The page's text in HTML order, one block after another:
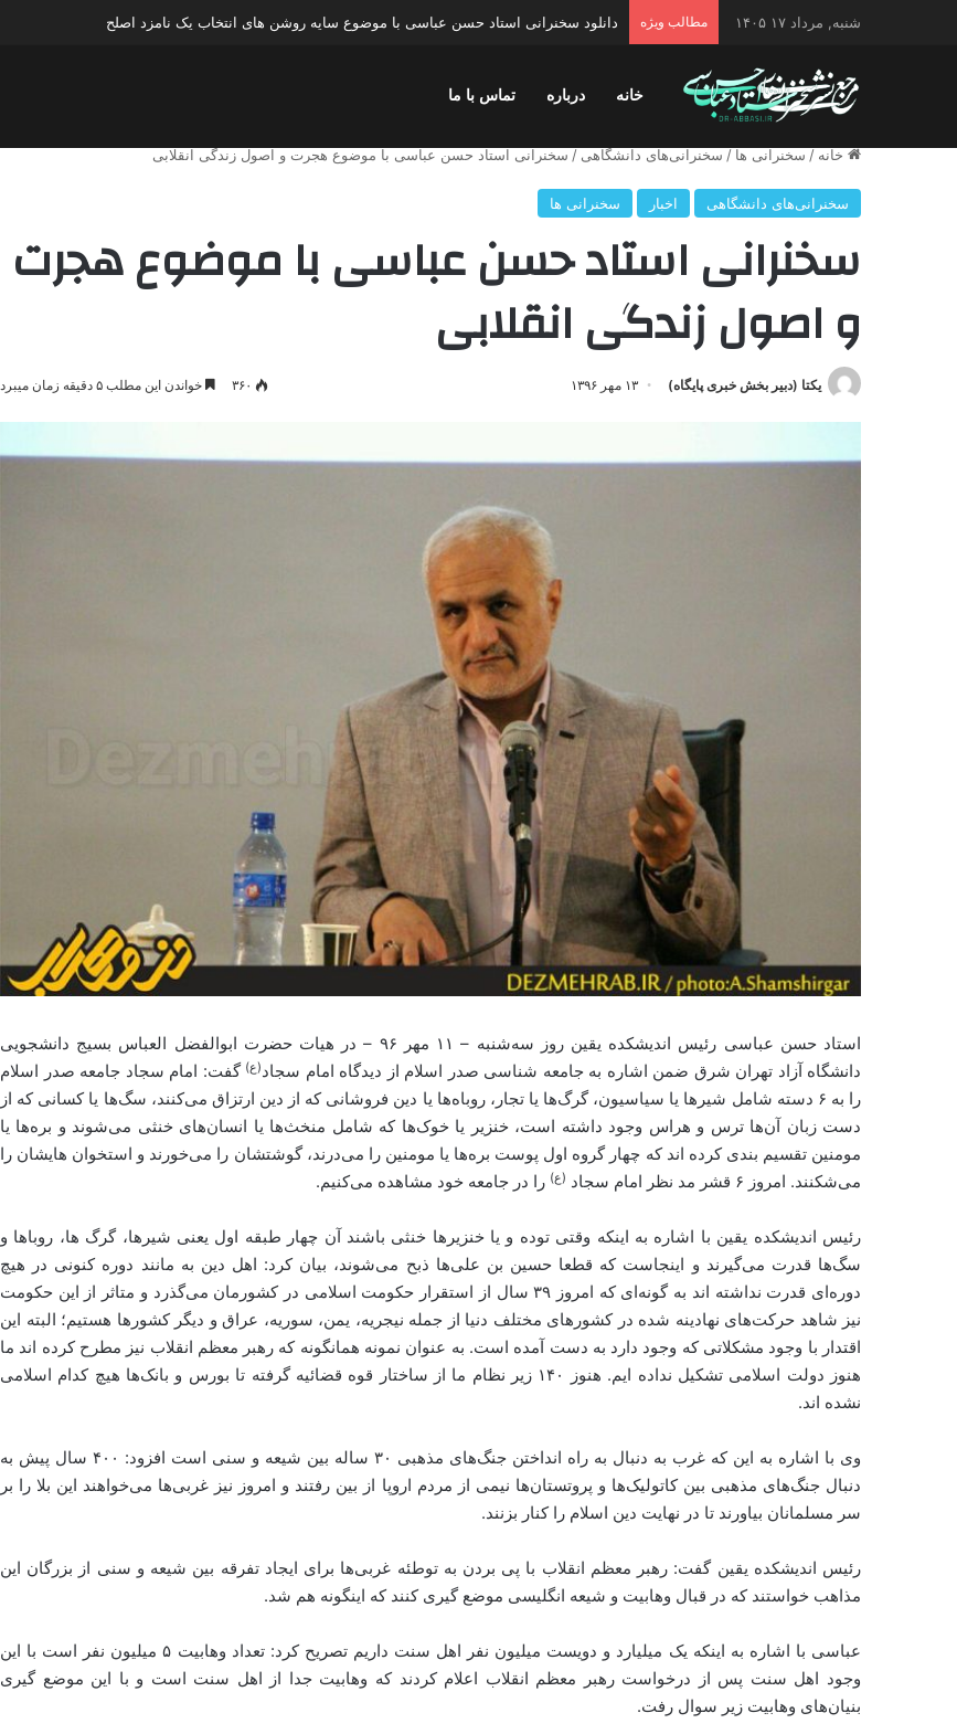
شنبه, مرداد ۱۷ ۱۴۰۵ مطالب ویژه دانلود سخنرانی استاد حسن عباسی با موضوع چهار انتخاب ۱۴۰۰
خانه درباره تماس با ما
خانه / سخنرانی ها / سخنرانی‌های دانشگاهی / سخنرانی استاد حسن عباسی با موضوع هجرت و اصول زندگی انقلابی
سخنرانی‌های دانشگاهی اخبار سخنرانی ها
سخنرانی استاد حسن عباسی با موضوع هجرت
و اصول زندگی انقلابی
یکتا (دبیر بخش خبری پایگاه) ۱۳ مهر ۱۳۹۶ ۳۶۰ خواندن این مطلب ۵ دقیقه زمان میبرد
استاد حسن عباسی رئیس اندیشکده یقین روز سه‌شنبه – ۱۱ مهر ۹۶
– در هیات حضرت ابوالفضل العباس بسیج دانشجویی
دانشگاه آزاد تهران شرق ضمن اشاره به جامعه شناسی صدر اسلام از دیدگاه امام سجاد(ع) گفت: امام سجاد جامعه صدر اسلام
را به ۶ دسته شامل شیر‌ها یا سیاسیون، گرگ‌ها یا تجار، روباه‌ها یا دین فروشانی که از دین ارتزاق می‌کنند، سگ‌ها یا کسانی که از
دست زبان آن‌ها ترس و هراس وجود داشته است، خنزیر یا خوک‌ها که شامل منخث‌ها یا انسان‌های خنثی می‌شوند و بره‌ها یا
مومنین تقسیم بندی کرده اند که چهار گروه اول پوست بره‌ها یا مومنین را می‌درند، گوشتشان را می‌خورند و استخوان هایشان را
می‌شکنند. امروز ۶ قشر مد نظر امام سجاد
(ع) را در جامعه خود مشاهده می‌کنیم.
رئیس اندیشکده یقین با اشاره به اینکه وقتی توده و یا خنزیر‌ها خنثی باشند آن چهار طبقه اول یعنی شیرها، گرگ ها، روبا‌ها و
سگ‌ها قدرت می‌گیرند و اینجاست که قطعا حسین بن علی‌ها ذبح می‌شوند، بیان کرد: اهل دین به مانند دوره کنونی در هیچ
دوره‌ای قدرت نداشته اند به گونه‌ای که امروز ۳۹ سال از استقرار حکومت اسلامی در کشورمان می‌گذرد و متاثر از این حکومت
نیز شاهد حرکت‌های نهادینه شده در کشورهای مختلف دنیا از جمله نیجریه، یمن، سوریه، عراق و دیگر کشور‌ها هستیم؛ البته این
اقتدار با وجود مشکلاتی که وجود دارد به دست آمده است. به عنوان نمونه همانگونه که رهبر معظم انقلاب نیز مطرح کرده اند ما
هنوز دولت اسلامی تشکیل نداده ایم. هنوز ۱۴۰ زیر نظام ما از ساختار قوه قضائیه گرفته تا بورس و بانک‌ها هیچ کدام اسلامی
نشده اند.
وی با اشاره به این که غرب به دنبال به راه انداختن جنگ‌های مذهبی ۳۰ ساله بین شیعه و سنی است افزود: ۴۰۰ سال پیش به
دنبال جنگ‌های مذهبی بین کاتولیک‌ها و پروتستان‌ها نیمی از مردم اروپا از بین رفتند و امروز نیز غربی‌ها می‌خواهند این بلا را بر
سر مسلمانان بیاورند تا در نهایت دین اسلام را کنار بزنند.
رئیس اندیشکده یقین گفت: رهبر معظم انقلاب با پی بردن به توطئه غربی‌ها برای ایجاد تفرقه بین شیعه و سنی از بزرگان این
مذاهب خواستند که در قبال وهابیت و شیعه انگلیسی موضع گیری کنند که اینگونه هم شد.
عباسی با اشاره به اینکه یک میلیارد و دویست میلیون نفر اهل سنت داریم تصریح کرد: تعداد وهابیت ۵ میلیون نفر است با این
وجود اهل سنت پس از درخواست رهبر معظم انقلاب اعلام کردند که وهابیت جدا از اهل سنت است و با این موضع گیری
بنیان‌های وهابیت زیر سوال رفت.